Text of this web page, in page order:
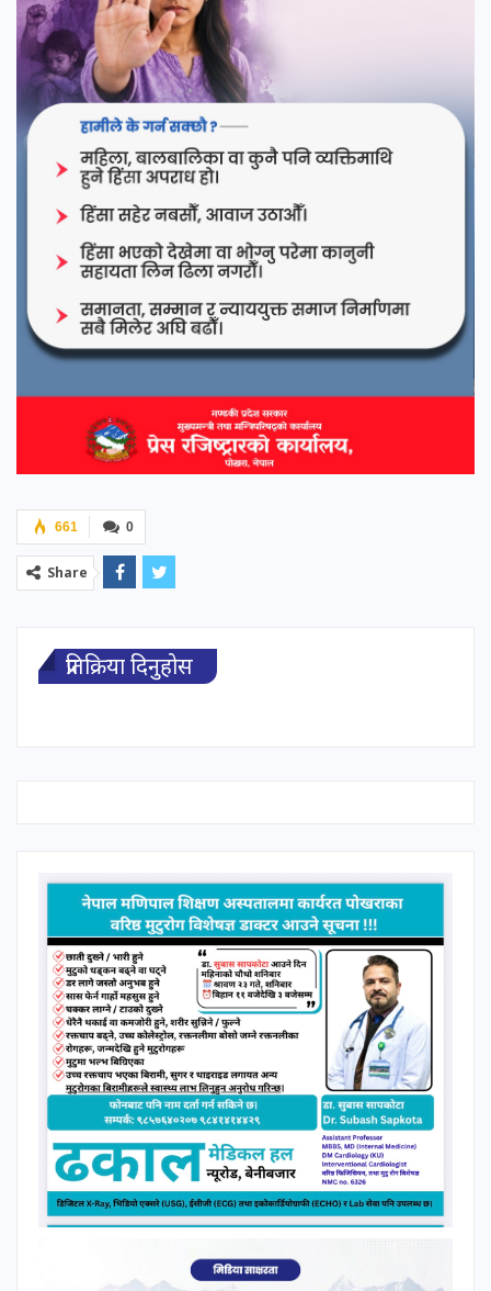
0
661
Share
प्रतिक्रिया दिनुहोस